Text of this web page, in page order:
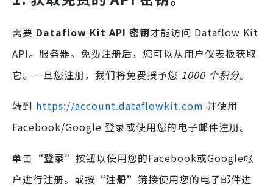
需要 Dataflow Kit API 密钥才能访问 Dataflow Kit
API。服务器。免费注册后，您可以从用户仪表板获取
它。一旦您注册，我们将免费授予您 1000 个积分。
转到 https://account.dataflowkit.com 并使用
Facebook/Google 登录或使用您的电子邮件注册。
单击 “登录” 按钮以使用您的Facebook或Google帐
户进行注册。或按 “注册” 链接使用您的电子邮件进